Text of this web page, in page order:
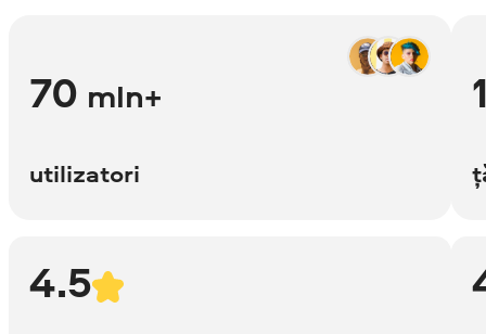
70 mln+
utilizatori
4.5